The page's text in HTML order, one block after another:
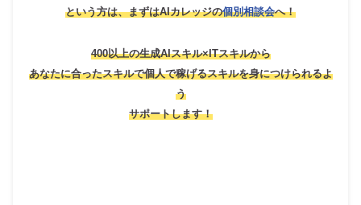
という方は、まずはAIカレッジの個別相談会へ！
400以上の生成AIスキル×ITスキルから
あなたに合ったスキルで個人で稼げるスキルを身につけられるよ
う
サポートします！